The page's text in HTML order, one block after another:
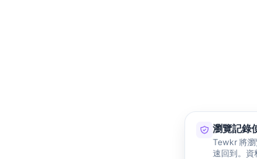
瀏覽記錄
Tewkr 將瀏
速回到。資